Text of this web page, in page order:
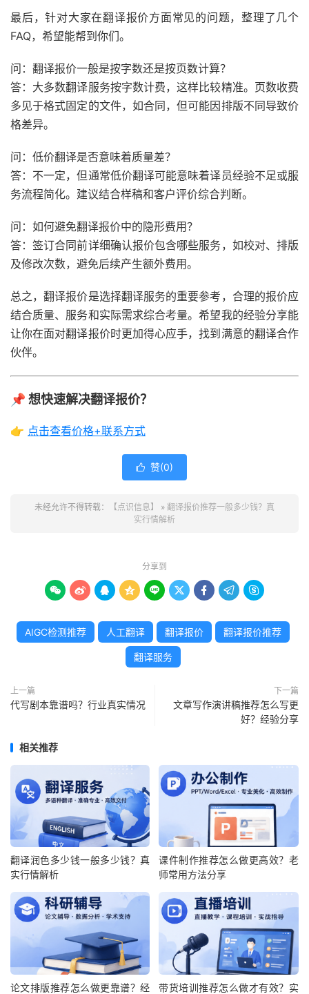
最后，针对大家在翻译报价方面常见的问题，整理了几个
FAQ，希望能帮到你们。
问：翻译报价一般是按字数还是按页数计算？
答：大多数翻译服务按字数计费，这样比较精准。页数收费
多见于格式固定的文件，如合同，但可能因排版不同导致价
格差异。
问：低价翻译是否意味着质量差？
答：不一定，但通常低价翻译可能意味着译员经验不足或服
务流程简化。建议结合样稿和客户评价综合判断。
问：如何避免翻译报价中的隐形费用？
答：签订合同前详细确认报价包含哪些服务，如校对、排版
及修改次数，避免后续产生额外费用。
总之，翻译报价是选择翻译服务的重要参考，合理的报价应
结合质量、服务和实际需求综合考量。希望我的经验分享能
让你在面对翻译报价时更加得心应手，找到满意的翻译合作
伙伴。
📌 想快速解决翻译报价？
👉 点击查看价格+联系方式
 赞(0)
未经允许不得转载： 【点识信息】 » 翻译报价推荐一般多少钱？真
实行情解析
分享到
        
AIGC检测推荐 人工翻译 翻译报价 翻译报价推荐
翻译服务
上一篇
代写剧本靠谱吗？行业真实情况
下一篇
文章写作演讲稿推荐怎么写更
好？经验分享
相关推荐
翻译润色多少钱一般多少钱？真
实行情解析
课件制作推荐怎么做更高效？老
师常用方法分享
论文排版推荐怎么做更靠谱？经
带货培训推荐怎么做才有效？实